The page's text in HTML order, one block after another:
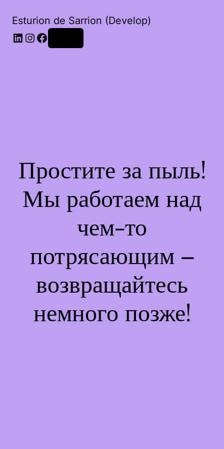
Esturion de Sarrion (Develop)
LinkedIn
Instagram
Facebook
Простите за пыль!
Мы работаем над
чем-то
потрясающим –
возвращайтесь
немного позже!